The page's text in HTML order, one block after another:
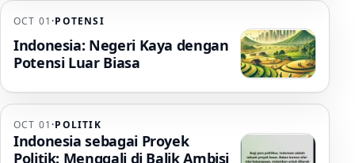
OCT 01 ·POTENSI
Indonesia: Negeri Kaya dengan
Potensi Luar Biasa
OCT 01 ·POLITIK
Indonesia sebagai Proyek
Politik: Menggali di Balik Ambisi